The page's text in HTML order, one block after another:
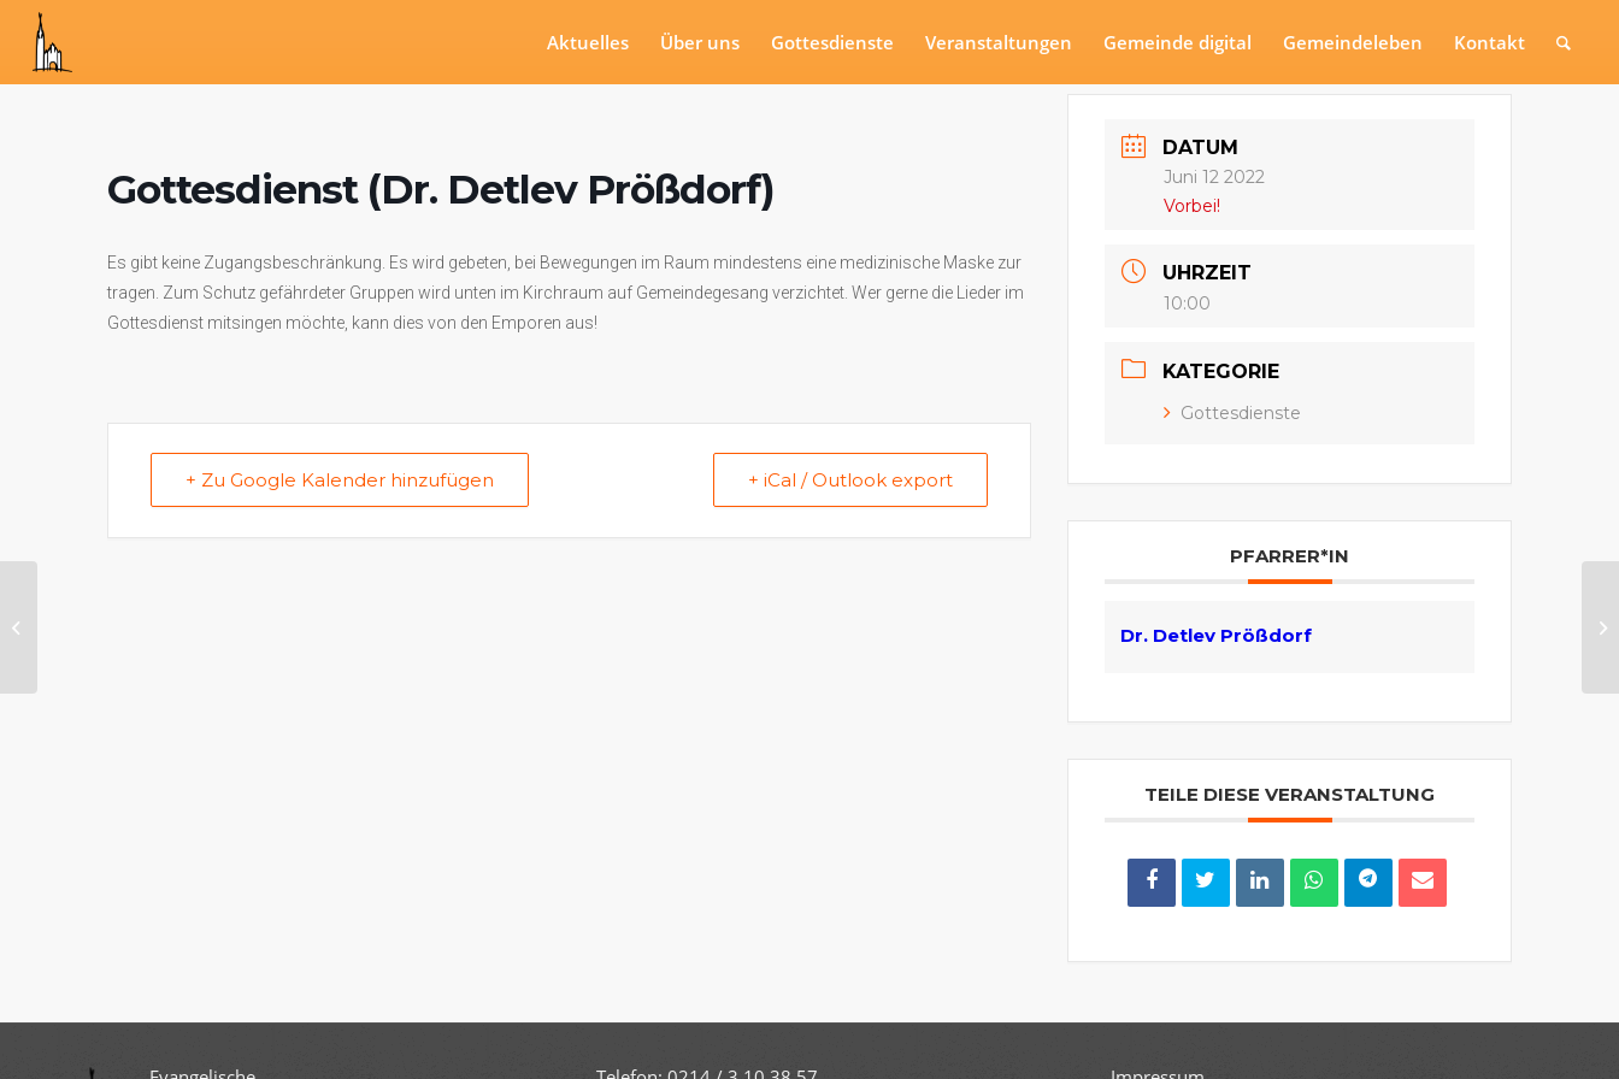
Aktuelles Über uns Gottesdienste Veranstaltungen Gemeinde digital Gemeindeleben Kontakt
Gottesdienst (Dr. Detlev Prößdorf)
Es gibt keine Zugangsbeschränkung. Es wird gebeten, bei Bewegungen im Raum mindestens eine medizinische Maske zur
tragen. Zum Schutz gefährdeter Gruppen wird unten im Kirchraum auf Gemeindegesang verzichtet. Wer gerne die Lieder im
Gottesdienst mitsingen möchte, kann dies von den Emporen aus!
+ Zu Google Kalender hinzufügen + iCal / Outlook export
DATUM
Juni 12 2022
Vorbei!
UHRZEIT
10:00
KATEGORIE
Gottesdienste
PFARRER*IN
Dr. Detlev Prößdorf
TEILE DIESE VERANSTALTUNG